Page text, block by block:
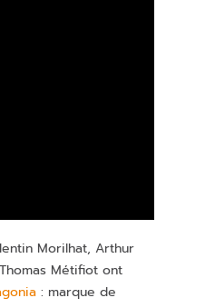
Morilhat, Arthur
Métifiot ont
: marque de